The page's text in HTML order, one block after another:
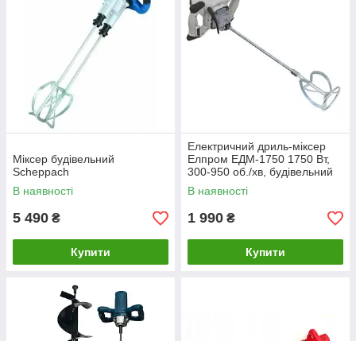
Міксер будівельний
Scheppach
В наявності
5 490 ₴
Купити
Електричний дриль-міксер
Елпром ЕДМ-1750 1750 Вт,
300-950 об./хв, будівельний
міксер для цементу, клею,
штукатурки та
В наявності
1 990 ₴
Купити